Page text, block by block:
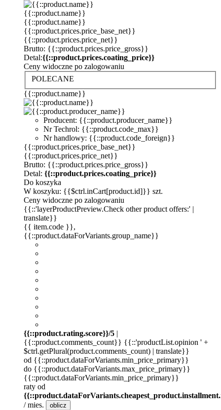
{{::product.name}}
{{::product.name}}
{{::product.prices.price_base_net}}
{{::product.prices.price_net}}
Brutto: {{::product.prices.price_gross}}
Detal:{{::product.prices.coating_price}}
Ceny widoczne po zalogowaniu
POLECANE
{{::product.name}}
Producent: {{::product.producer_name}}
Nr Techrol: {{::product.code_max}}
Nr handlowy: {{::product.code_foreign}}
{{::product.prices.price_base_net}}
{{::product.prices.price_net}}
Brutto: {{::product.prices.price_gross}}
Detal: {{::product.prices.coating_price}}
Do koszyka
W koszyku: {{$ctrl.inCart[product.id]}} szt.
Ceny widoczne po zalogowaniu
{{::'layerProductPreview.Check other product offers:' |
translate}}
{{ item.code }},
{{::product.dataForVariants.group_name}}
{{::product.rating.score}}/5
{{::product.comments_count}} {{::'productList.opinion ' +
$ctrl.getPlural(product.comments_count) | translate}}
od {{::product.dataForVariants.min_price_primary}}
do {{::product.dataForVariants.max_price_primary}}
{{::product.dataForVariants.min_price_primary}}
raty od
/ mies.
oblicz